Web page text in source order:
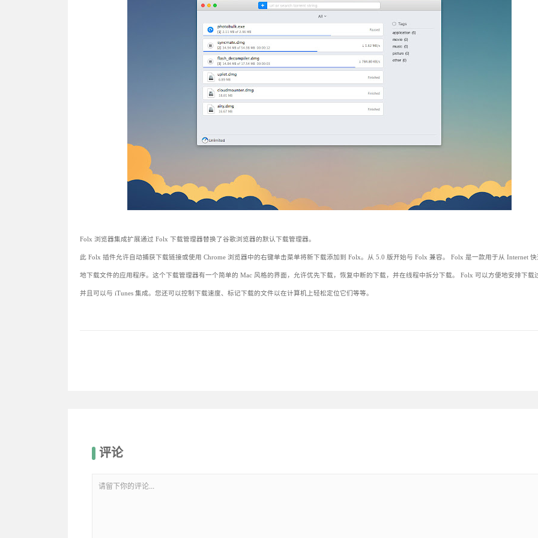
Folx 浏览器集成扩展通过 Folx 下载管理器替换了谷歌浏览器的默认下载管理器。
此 Folx 插件允许自动捕获下载链接或使用 Chrome 浏览器中的右键单击菜单将新下载添加到 Folx。从 5.0 版开始与 Folx 兼容。 Folx 是一款用于从 Internet
地下载文件的应用程序。这个下载管理器有一个简单的 Mac 风格的界面，允许优先下载，恢复中断的下载，并在线程中拆分下载。 Folx 可以方便地安排下载
并且可以与 iTunes 集成。您还可以控制下载速度、标记下载的文件以在计算机上轻松定位它们等等。
评论